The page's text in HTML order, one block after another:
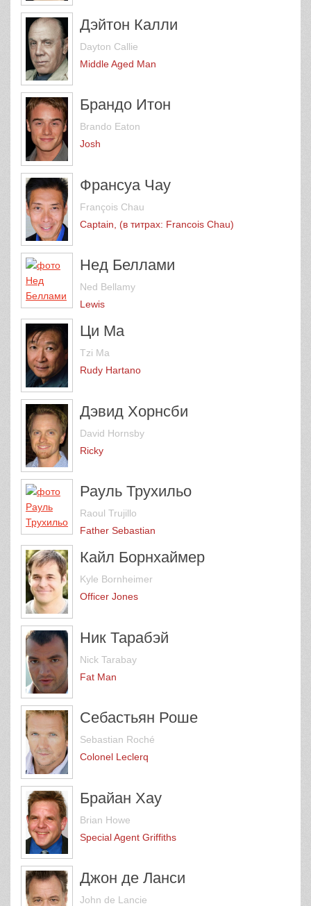
Дэйтон Калли
Dayton Callie
Middle Aged Man
Брандо Итон
Brando Eaton
Josh
Франсуа Чау
François Chau
Captain, (в титрах: Francois Chau)
Нед Беллами
Ned Bellamy
Lewis
Ци Ма
Tzi Ma
Rudy Hartano
Дэвид Хорнсби
David Hornsby
Ricky
Рауль Трухильо
Raoul Trujillo
Father Sebastian
Кайл Борнхаймер
Kyle Bornheimer
Officer Jones
Ник Тарабэй
Nick Tarabay
Fat Man
Себастьян Роше
Sebastian Roché
Colonel Leclerq
Брайан Хау
Brian Howe
Special Agent Griffiths
Джон де Ланси
John de Lancie